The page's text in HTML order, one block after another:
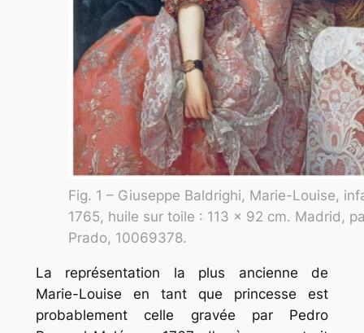
Fig. 1 – Giuseppe Baldrighi, Marie-Louise,
1765, huile sur toile : 113 × 92 cm. Madrid,
Prado, 10069378.
La représentation la plus ancienne de
Marie-Louise en tant que princesse est
probablement celle gravée par Pedro